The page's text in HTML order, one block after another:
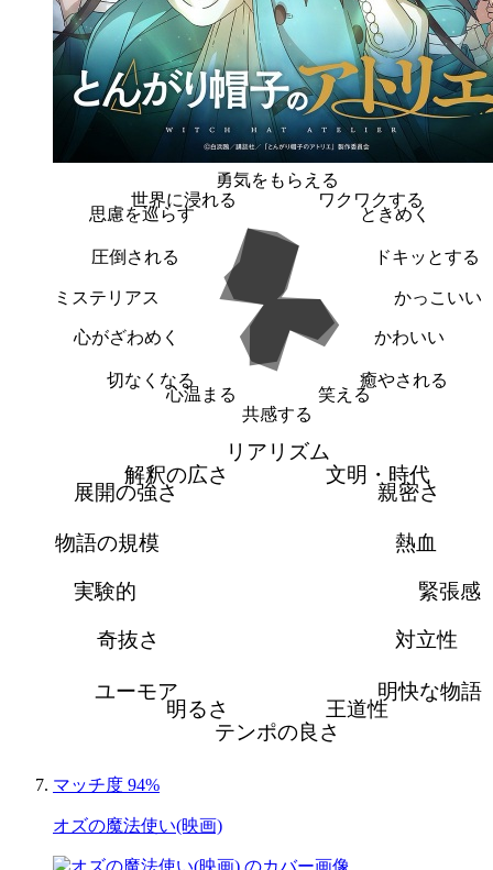
勇気をもらえる
ワクワクする
ときめく
ドキッとする
かっこいい
かわいい
癒やされる
笑える
共感する
心温まる
切なくなる
心がざわめく
ミステリアス
圧倒される
思慮を巡らす
世界に浸れる
リアリズム
文明・時代
親密さ
熱血
緊張感
対立性
明快な物語
王道性
テンポの良さ
明るさ
ユーモア
奇抜さ
実験的
物語の規模
展開の強さ
解釈の広さ
マッチ度 94%
オズの魔法使い(映画)